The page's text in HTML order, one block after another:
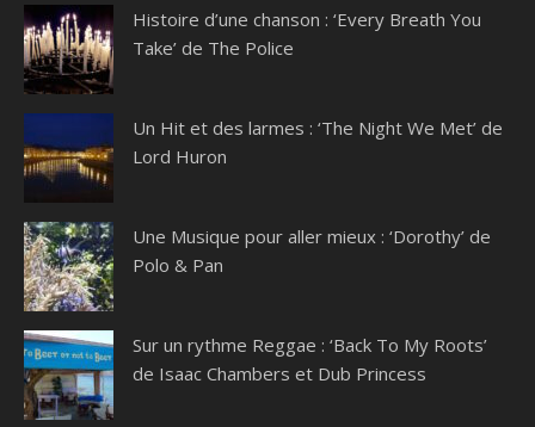
Histoire d’une chanson : ‘Every Breath You
Take’ de The Police
Un Hit et des larmes : ‘The Night We Met’ de
Lord Huron
Une Musique pour aller mieux : ‘Dorothy’ de
Polo & Pan
Sur un rythme Reggae : ‘Back To My Roots’
de Isaac Chambers et Dub Princess